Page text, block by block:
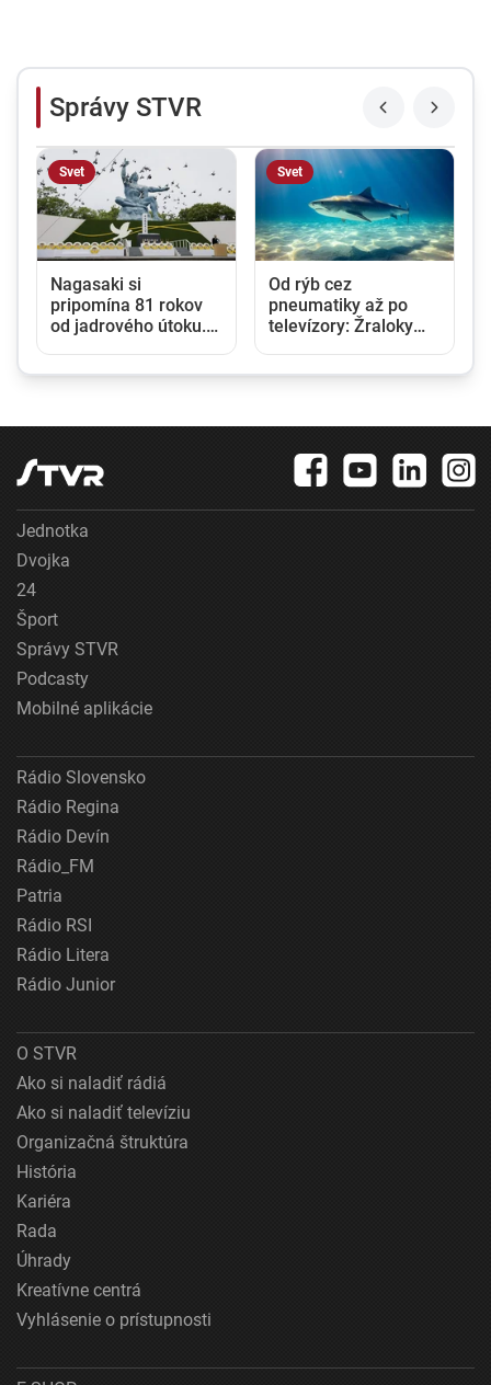
Správy STVR
Svet
Nagasaki si
pripomína 81 rokov
od jadrového útoku.
Svet
Od rýb cez
pneumatiky až po
televízory: Žraloky
Jednotka
Dvojka
24
Šport
Správy STVR
Podcasty
Mobilné aplikácie
Rádio Slovensko
Rádio Regina
Rádio Devín
Rádio_FM
Patria
Rádio RSI
Rádio Litera
Rádio Junior
O STVR
Ako si naladiť rádiá
Ako si naladiť televíziu
Organizačná štruktúra
História
Kariéra
Rada
Úhrady
Kreatívne centrá
Vyhlásenie o prístupnosti